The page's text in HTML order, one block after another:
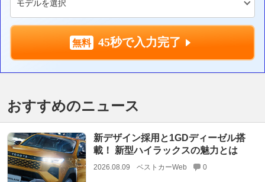
45秒で入力完了
おすすめのニュース
新デザイン採用と1GDディーゼル搭
載！ 新型ハイラックスの魅力とは
2026.08.09 ベストカーWeb 0